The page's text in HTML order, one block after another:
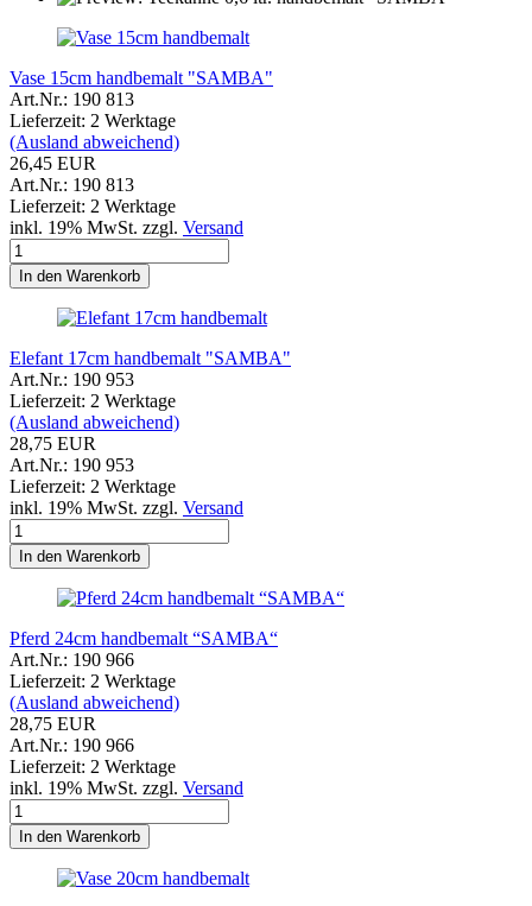
Vase 15cm handbemalt "SAMBA"
Art.Nr.: 190 813
Lieferzeit: 2 Werktage
(Ausland abweichend)
26,45 EUR
Art.Nr.: 190 813
Lieferzeit: 2 Werktage
inkl. 19% MwSt. zzgl. Versand
In den Warenkorb
Elefant 17cm handbemalt "SAMBA"
Art.Nr.: 190 953
Lieferzeit: 2 Werktage
(Ausland abweichend)
28,75 EUR
Art.Nr.: 190 953
Lieferzeit: 2 Werktage
inkl. 19% MwSt. zzgl. Versand
In den Warenkorb
Pferd 24cm handbemalt “SAMBA“
Art.Nr.: 190 966
Lieferzeit: 2 Werktage
(Ausland abweichend)
28,75 EUR
Art.Nr.: 190 966
Lieferzeit: 2 Werktage
inkl. 19% MwSt. zzgl. Versand
In den Warenkorb